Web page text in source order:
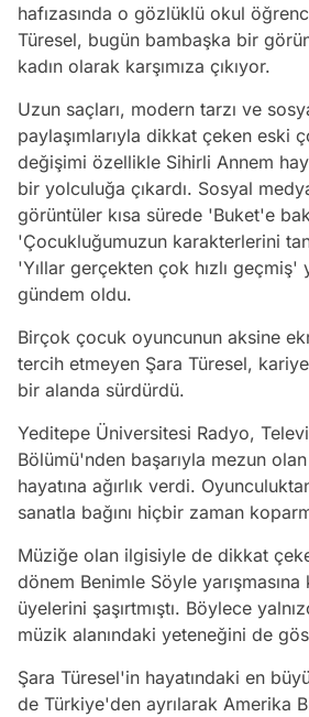
hafızasında o gözlüklü okul
Türesel, bugün bambaşka bir
kadın olarak karşımıza çıkıyor.
Uzun saçları, modern tarzı ve
paylaşımlarıyla dikkat çeken eski
değişimi özellikle Sihirli Annem
bir yolculuğa çıkardı. Sosyal
görüntüler kısa sürede 'Buket'e
'Çocukluğumuzun karakterlerini
'Yıllar gerçekten çok hızlı geçmiş'
gündem oldu.
Birçok çocuk oyuncunun aksine
tercih etmeyen Şara Türesel,
bir alanda sürdürdü.
Yeditepe Üniversitesi Radyo,
Bölümü'nden başarıyla mezun
hayatına ağırlık verdi.
sanatla bağını hiçbir zaman
Müziğe olan ilgisiyle de dikkat
dönem Benimle Söyle
üyelerini şaşırtmıştı. Böylece
müzik alanındaki yeteneğini de
Şara Türesel'in hayatındaki en
de Türkiye'den ayrılarak Amerika